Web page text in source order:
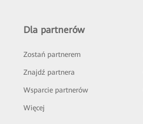
Dla partnerów
Zostań partnerem
Znajdź partnera
Wsparcie partnerów
Więcej